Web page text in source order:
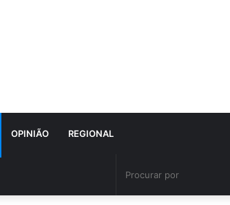
OPINIÃO REGIONAL